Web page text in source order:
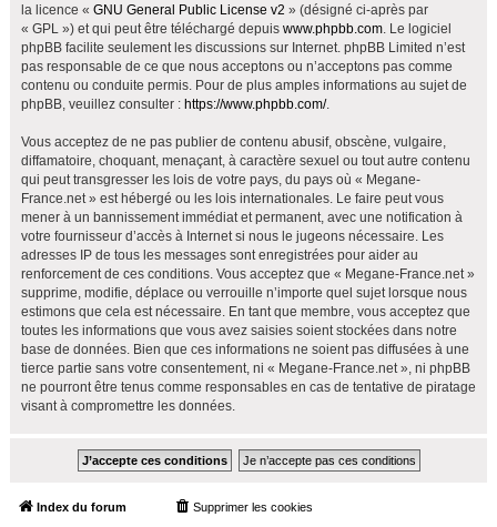
la licence « GNU General Public License v2 » (désigné ci-après par
« GPL ») et qui peut être téléchargé depuis www.phpbb.com. Le logiciel
phpBB facilite seulement les discussions sur Internet. phpBB Limited n’est
pas responsable de ce que nous acceptons ou n’acceptons pas comme
contenu ou conduite permis. Pour de plus amples informations au sujet de
phpBB, veuillez consulter : https://www.phpbb.com/.
Vous acceptez de ne pas publier de contenu abusif, obscène, vulgaire,
diffamatoire, choquant, menaçant, à caractère sexuel ou tout autre contenu
qui peut transgresser les lois de votre pays, du pays où « Megane-
France.net » est hébergé ou les lois internationales. Le faire peut vous
mener à un bannissement immédiat et permanent, avec une notification à
votre fournisseur d’accès à Internet si nous le jugeons nécessaire. Les
adresses IP de tous les messages sont enregistrées pour aider au
renforcement de ces conditions. Vous acceptez que « Megane-France.net »
supprime, modifie, déplace ou verrouille n’importe quel sujet lorsque nous
estimons que cela est nécessaire. En tant que membre, vous acceptez que
toutes les informations que vous avez saisies soient stockées dans notre
base de données. Bien que ces informations ne soient pas diffusées à une
tierce partie sans votre consentement, ni « Megane-France.net », ni phpBB
ne pourront être tenus comme responsables en cas de tentative de piratage
visant à compromettre les données.
Index du forum Supprimer les cookies